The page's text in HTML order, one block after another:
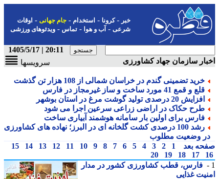
-کرونا-استخدام- جام جهانی-اوقات
شرعی-آب و هوا-تماس-ویدئوهای ورزشی
20:11 | 1405/5/17
سازمان جهاد کشاورزی
سرویسها
خرید تضمینی گندم در خراسان شمالی از 108 هزار تن گذشت
قلع و قمع 41 مورد ساخت و ساز غیرمجاز در فارس
افزایش 20 درصدی تولید گوشت مرغ در استان بوشهر
طرح حکاک در اراضی زراعی سرعین اجرا می شود
فارس برای اولین بار سامانه هوشمند آبیاری ساخت
رشد 100 درصدی کشت گلخانه ای در البرز؛ نهاده های کشاورزی
وضعیت مطلوب
بعد
1
2
3
4
5
6
7
8
9
10
11
12
13
14
15
17
18
19
20
فارس، قطب کشاورزی کشور در مدار
غذایی